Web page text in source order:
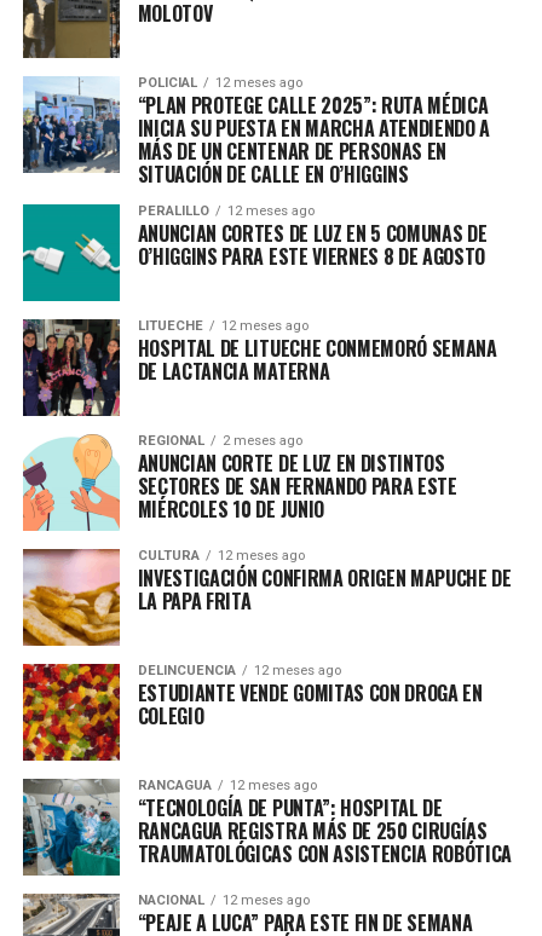
MOLOTOV
POLICIAL 12 meses ago
“PLAN PROTEGE CALLE 2025”: RUTA MÉDICA
INICIA SU PUESTA EN MARCHA ATENDIENDO A
MÁS DE UN CENTENAR DE PERSONAS EN
SITUACIÓN DE CALLE EN O’HIGGINS
PERALILLO 12 meses ago
ANUNCIAN CORTES DE LUZ EN 5 COMUNAS DE
O’HIGGINS PARA ESTE VIERNES 8 DE AGOSTO
LITUECHE 12 meses ago
HOSPITAL DE LITUECHE CONMEMORÓ SEMANA
DE LACTANCIA MATERNA
REGIONAL 2 meses ago
ANUNCIAN CORTE DE LUZ EN DISTINTOS
SECTORES DE SAN FERNANDO PARA ESTE
MIÉRCOLES 10 DE JUNIO
CULTURA 12 meses ago
INVESTIGACIÓN CONFIRMA ORIGEN MAPUCHE DE
LA PAPA FRITA
DELINCUENCIA 12 meses ago
ESTUDIANTE VENDE GOMITAS CON DROGA EN
COLEGIO
RANCAGUA 12 meses ago
“TECNOLOGÍA DE PUNTA”: HOSPITAL DE
RANCAGUA REGISTRA MÁS DE 250 CIRUGÍAS
TRAUMATOLÓGICAS CON ASISTENCIA ROBÓTICA
NACIONAL 12 meses ago
“PEAJE A LUCA” PARA ESTE FIN DE SEMANA